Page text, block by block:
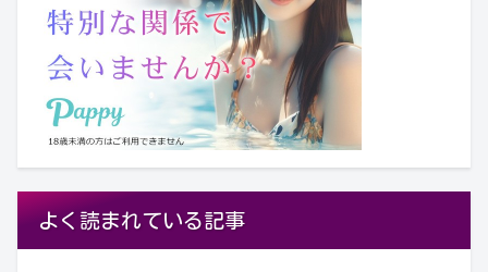
よく読まれている記事